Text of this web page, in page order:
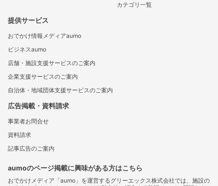
カテゴリ一覧
提供サービス
おでかけ情報メディアaumo
ビジネスaumo
店舗・施設支援サービスのご案内
企業支援サービスのご案内
自治体・地域団体支援サービスのご案内
広告掲載・資料請求
事業者お問合せ
資料請求
記事広告のご案内
aumoのページ掲載に興味がある方はこちら
おでかけメディア「aumo」を運営するグリーエックス株式会社では、施設の